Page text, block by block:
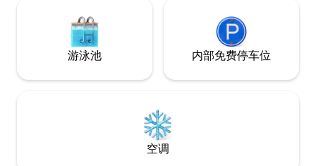
游泳池 内部免费停车位
空调